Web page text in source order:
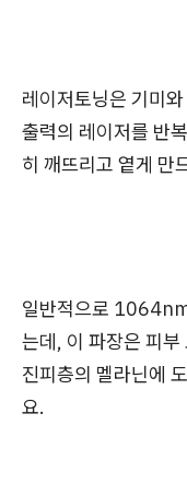
레이저토닝은 기미
출력의 레이저를 반
히 깨뜨리고 옅게 만
일반적으로
는데, 이 파장은 피
진피층의 멜라닌에
요.